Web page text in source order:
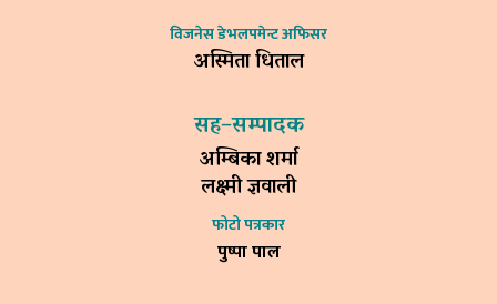
विजनेस डेभलपमेन्ट अफिसर
अस्मिता धिताल
सह–सम्पादक
अम्बिका शर्मा
लक्ष्मी ज्ञवाली
फोटो पत्रकार
पुष्पा पाल